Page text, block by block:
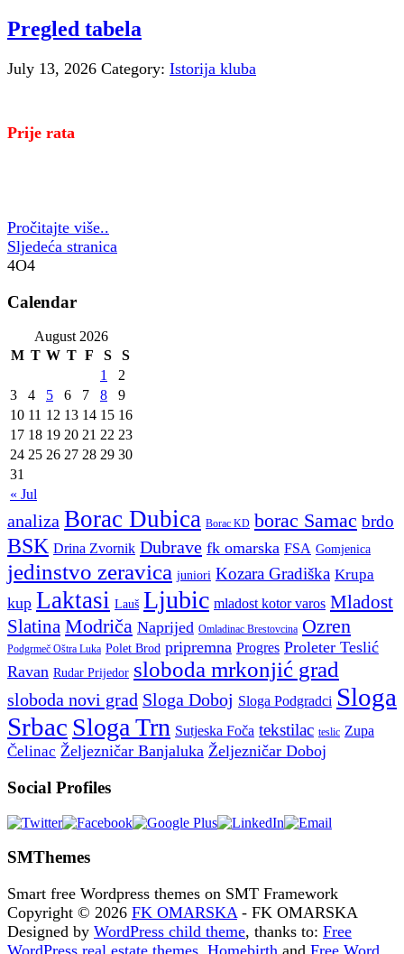
Pregled tabela
July 13, 2026 Category: Istorija kluba
Prije rata
Pročitajte više..
Sljedeća stranica
4O4
Calendar
August 2026
M T W T F S S
« Jul
1
2
3
4 5 6 7 8
9
10 11 12 13 14 15 16
17 18 19 20 21 22 23
24 25 26 27 28 29 30
31
analiza Borac Dubica Borac KD borac Samac brdo
BSK Drina Zvornik Dubrave fk omarska FSA Gomjenica
jedinstvo zeravica juniori Kozara Gradiška Krupa
kup Laktasi Lauš Ljubic mladost kotor varos Mladost
Slatina Modriča Naprijed Omladinac Brestovcina Ozren
Podgrmeč Oštra Luka Polet Brod pripremna Progres Proleter Teslić
Ravan Rudar Prijedor sloboda mrkonjić grad
sloboda novi grad Sloga Doboj Sloga Podgradci Sloga
Srbac Sloga Trn Sutjeska Foča tekstilac teslic Zupa
Čelinac Željezničar Banjaluka Željezničar Doboj
Social Profiles
SMThemes
Smart free Wordpress themes on SMT Framework
Copyright © 2026 FK OMARSKA- FK OMARSKA
Designed by WordPress child theme, thanks to: Free